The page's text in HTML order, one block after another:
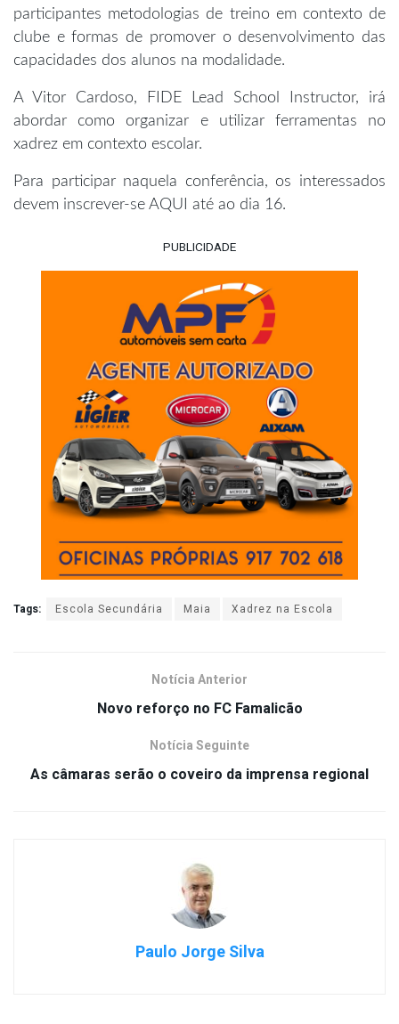
participantes metodologias de treino em contexto de
clube e formas de promover o desenvolvimento das
capacidades dos alunos na modalidade.
A Vitor Cardoso, FIDE Lead School Instructor, irá
abordar como organizar e utilizar ferramentas no
xadrez em contexto escolar.
Para participar naquela conferência, os interessados
devem inscrever-se AQUI até ao dia 16.
PUBLICIDADE
Tags: Escola Secundária Maia Xadrez na Escola
Notícia Anterior
Novo reforço no FC Famalicão
Notícia Seguinte
As câmaras serão o coveiro da imprensa regional
Paulo Jorge Silva